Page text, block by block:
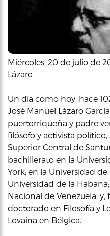
Miércoles, 20 de julio de
Lázaro
Un día como hoy, hace
José Manuel Lázaro
puertorriqueña y padre
filósofo y activista político,
Superior Central de
bachillerato en la
York; en la Universidad
Universidad de la
Nacional de Venezuela;
doctorado en Filosofía y
Lovaina en Bélgica.